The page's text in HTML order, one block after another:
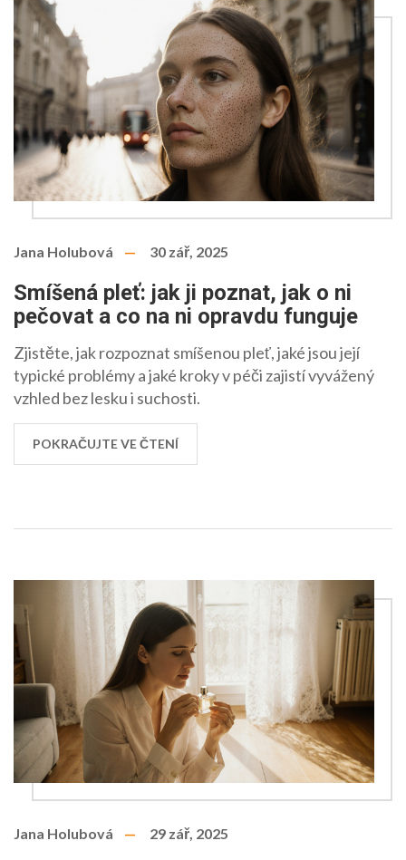
Jana Holubová 30 zář, 2025
Smíšená pleť: jak ji poznat, jak o ni
pečovat a co na ni opravdu funguje
Zjistěte, jak rozpoznat smíšenou pleť, jaké jsou její
typické problémy a jaké kroky v péči zajistí vyvážený
vzhled bez lesku i suchosti.
POKRAČUJTE VE ČTENÍ
Jana Holubová 29 zář, 2025